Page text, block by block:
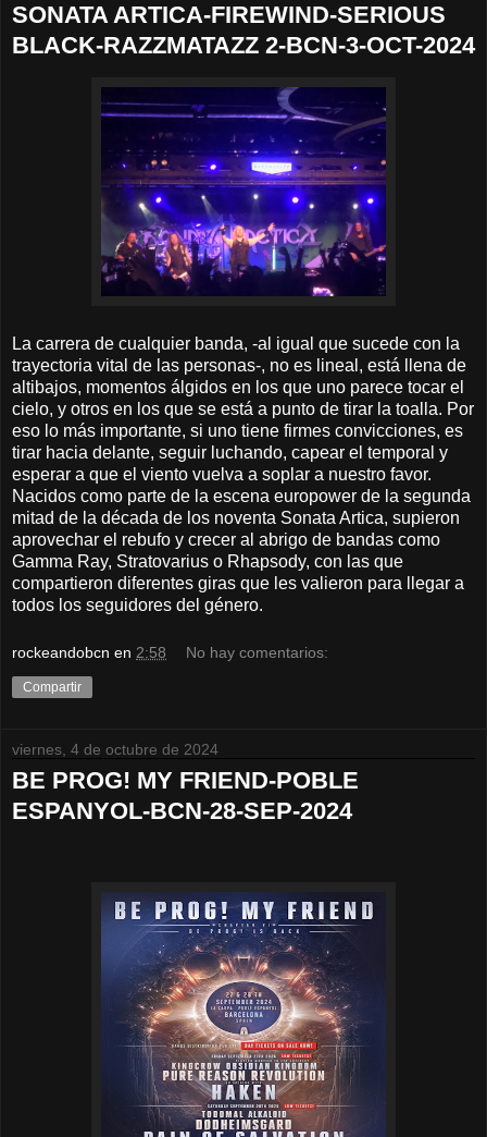
SONATA ARTICA-FIREWIND-SERIOUS
BLACK-RAZZMATAZZ 2-BCN-3-OCT-2024
La carrera de cualquier banda, -al igual que sucede con la
trayectoria vital de las personas-, no es lineal, está llena de
altibajos, momentos álgidos en los que uno parece tocar el
cielo, y otros en los que se está a punto de tirar la toalla. Por
eso lo más importante, si uno tiene firmes convicciones, es
tirar hacia delante, seguir luchando, capear el temporal y
esperar a que el viento vuelva a soplar a nuestro favor.
Nacidos como parte de la escena europower de la segunda
mitad de la década de los noventa Sonata Artica, supieron
aprovechar el rebufo y crecer al abrigo de bandas como
Gamma Ray, Stratovarius o Rhapsody, con las que
compartieron diferentes giras que les valieron para llegar a
todos los seguidores del género.
rockeandobcn en 2:58 No hay comentarios:
Compartir
viernes, 4 de octubre de 2024
BE PROG! MY FRIEND-POBLE
ESPANYOL-BCN-28-SEP-2024